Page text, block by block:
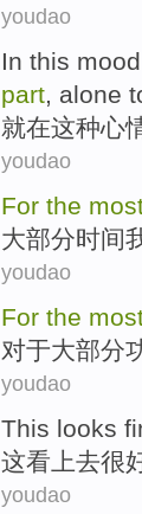
youdao
In this mood
part, alone
就在这种心
youdao
For the
大部分时间
youdao
For the
对于大部分
youdao
This looks
这看上去很
youdao